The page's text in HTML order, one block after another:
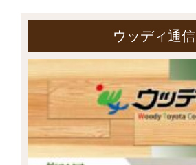
ウッディ通信